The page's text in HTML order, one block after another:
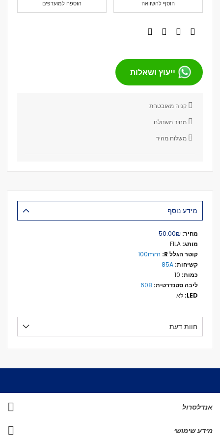
הוספה למועדפים הוסף להשוואה
ייעוץ ושאלות
קניה מאובטחת
מחיר משתלם
משלוח מהיר
מידע נוסף
מידע
נוסף
₪‏50.00
100mm
85A
608
לא
חוות דעת
אנדלסרול
מידע שימושי